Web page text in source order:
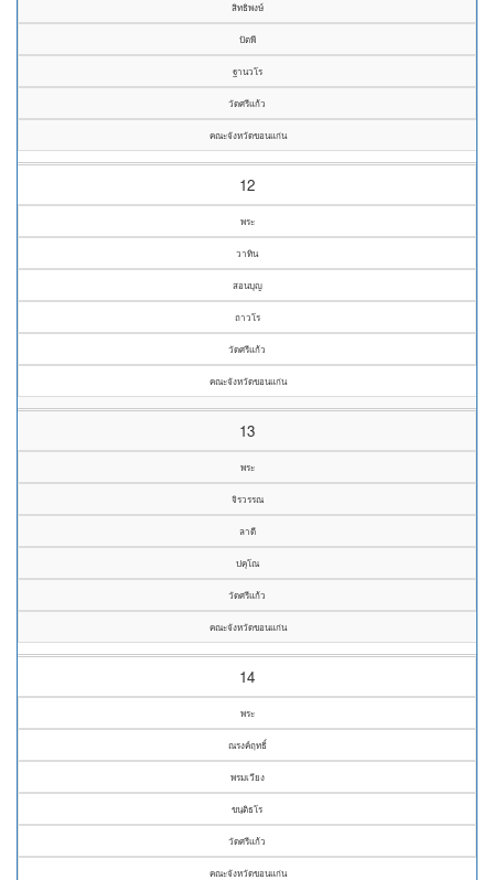
สิทธิพงษ์
ปัตพี
ฐานวโร
วัดศรีแก้ว
คณะจังหวัดขอนแก่น
12
พระ
วาทิน
สอนบุญ
ถาวโร
วัดศรีแก้ว
คณะจังหวัดขอนแก่น
13
พระ
จิรวรรณ
ลาดี
ปคุโณ
วัดศรีแก้ว
คณะจังหวัดขอนแก่น
14
พระ
ณรงค์ฤทธิ์
พรมเวียง
ขนฺติธโร
วัดศรีแก้ว
คณะจังหวัดขอนแก่น